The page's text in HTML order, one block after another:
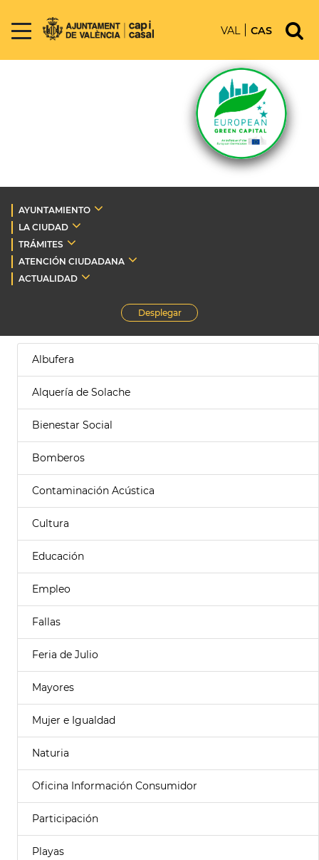
VAL CAS
AYUNTAMIENTO
LA CIUDAD
TRÁMITES
ATENCIÓN CIUDADANA
ACTUALIDAD
Desplegar
Albufera
Alquería de Solache
Bienestar Social
Bomberos
Contaminación Acústica
Cultura
Educación
Empleo
Fallas
Feria de Julio
Mayores
Mujer e Igualdad
Naturia
Oficina Información Consumidor
Participación
Playas